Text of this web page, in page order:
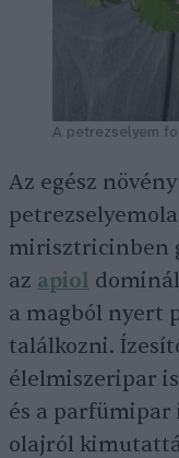
A petrezselyem
Az egész
mirisztricinben
az apiol
a magból nyert
találkozni.
élelmiszeripar
és a parfümipar
olajról